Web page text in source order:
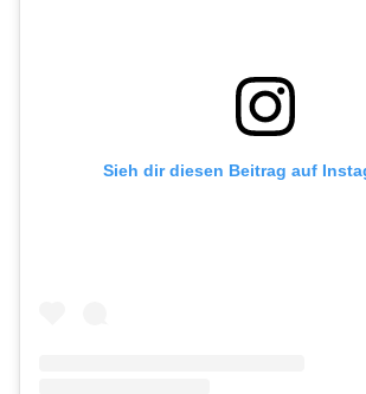
Sieh dir diesen Beitrag auf